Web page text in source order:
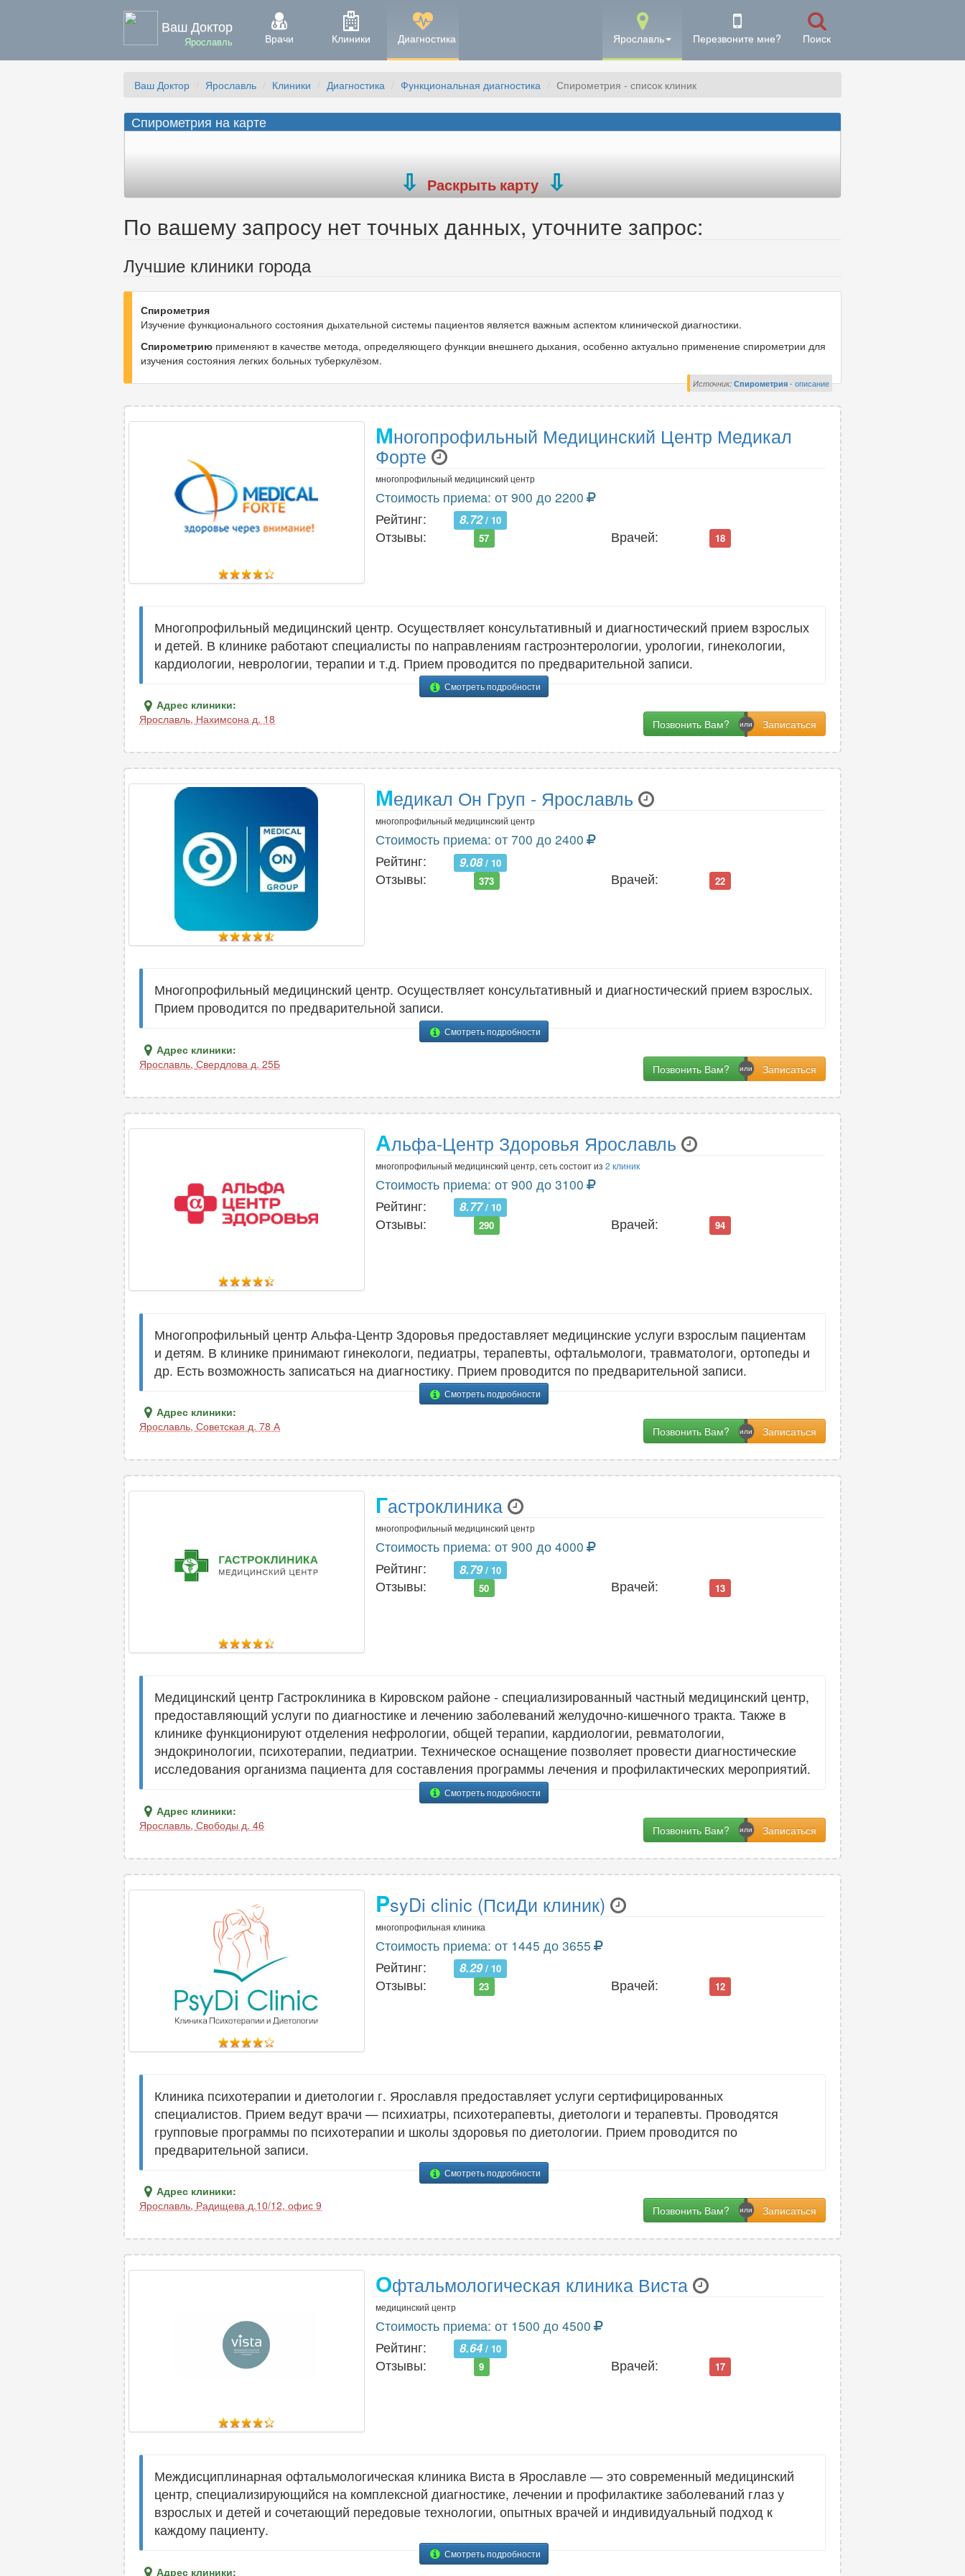
Ваш Доктор
Ярославль Врачи Клиники Диагностика Ярославль Перезвоните мне? Поиск
Ваш Доктор Ярославль Клиники Диагностика Функциональная диагностика Спирометрия - список клиник
Спирометрия на карте
Раскрыть карту
По вашему запросу нет точных данных, уточните запрос:
Лучшие клиники города
Спирометрия
Изучение функционального состояния дыхательной системы пациентов является важным аспектом клинической диагностики.
Спирометрию применяют в качестве метода, определяющего функции внешнего дыхания, особенно актуально применение спирометрии для
изучения состояния легких больных туберкулёзом.
Источник:Спирометрия- описание
Многопрофильный Медицинский Центр Медикал
Форте
многопрофильный медицинский центр
Стоимость приема: от 900 до 2200
Рейтинг:
8.72/ 10
Отзывы: 57 Врачей: 18
Многопрофильный медицинский центр. Осуществляет консультативный и диагностический прием взрослых
и детей. В клинике работают специалисты по направлениям гастроэнтерологии, урологии, гинекологии,
кардиологии, неврологии, терапии и т.д. Прием проводится по предварительной записи.
Смотреть подробности
Адрес клиники:
Ярославль, Нахимсона д. 18 Позвонить Вам?
Медикал Он Груп - Ярославль
многопрофильный медицинский центр
Стоимость приема: от 700 до 2400
Рейтинг:
9.08/ 10
Отзывы: 373 Врачей: 22
Многопрофильный медицинский центр. Осуществляет консультативный и диагностический прием взрослых.
Прием проводится по предварительной записи.
Смотреть подробности
Адрес клиники:
Ярославль, Свердлова д. 25Б Позвонить Вам?
Альфа-Центр Здоровья Ярославль
многопрофильный медицинский центр, сеть состоит из 2 клиник
Стоимость приема: от 900 до 3100
Рейтинг:
8.77/ 10
Отзывы: 290 Врачей: 94
Многопрофильный центр Альфа-Центр Здоровья предоставляет медицинские услуги взрослым пациентам
и детям. В клинике принимают гинекологи, педиатры, терапевты, офтальмологи, травматологи, ортопеды и
др. Есть возможность записаться на диагностику. Прием проводится по предварительной записи.
Смотреть подробности
Адрес клиники:
Ярославль, Советская д. 78 А Позвонить Вам?
Гастроклиника
многопрофильный медицинский центр
Стоимость приема: от 900 до 4000
Рейтинг:
8.79/ 10
Отзывы: 50 Врачей: 13
Медицинский центр Гастроклиника в Кировском районе - специализированный частный медицинский центр,
предоставляющий услуги по диагностике и лечению заболеваний желудочно-кишечного тракта. Также в
клинике функционируют отделения нефрологии, общей терапии, кардиологии, ревматологии,
эндокринологии, психотерапии, педиатрии. Техническое оснащение позволяет провести диагностические
исследования организма пациента для составления программы лечения и профилактических мероприятий.
Смотреть подробности
Адрес клиники:
Ярославль, Свободы д. 46 Позвонить Вам?
PsyDi clinic (ПсиДи клиник)
многопрофильная клиника
Стоимость приема: от 1445 до 3655
Рейтинг:
8.29/ 10
Отзывы: 23 Врачей: 12
Клиника психотерапии и диетологии г. Ярославля предоставляет услуги сертифицированных
специалистов. Прием ведут врачи — психиатры, психотерапевты, диетологи и терапевты. Проводятся
групповые программы по психотерапии и школы здоровья по диетологии. Прием проводится по
предварительной записи.
Смотреть подробности
Адрес клиники:
Ярославль, Радищева д.10/12, офис 9 Позвонить Вам?
Офтальмологическая клиника Виста
медицинский центр
Стоимость приема: от 1500 до 4500
Рейтинг:
8.64 / 10
Отзывы: 9 Врачей: 17
Междисциплинарная офтальмологическая клиника Виста в Ярославле — это современный медицинский
центр, специализирующийся на комплексной диагностике, лечении и профилактике заболеваний глаз у
взрослых и детей и сочетающий передовые технологии, опытных врачей и индивидуальный подход к
каждому пациенту.
Смотреть подробности
Адрес клиники: